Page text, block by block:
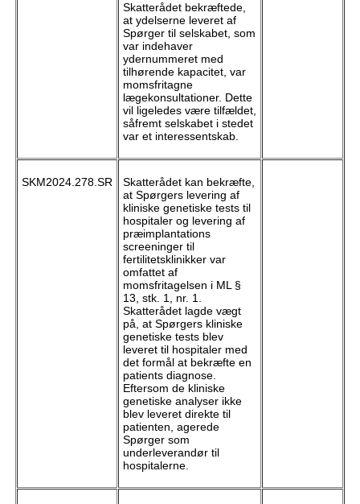
Skatterådet bekræftede,
at ydelserne leveret af
Spørger til selskabet, som
var indehaver
ydernummeret med
tilhørende kapacitet, var
momsfritagne
lægekonsultationer. Dette
vil ligeledes være tilfældet,
såfremt selskabet i stedet
var et interessentskab.
SKM2024.278.SR
Skatterådet kan bekræfte,
at Spørgers levering af
kliniske genetiske tests til
hospitaler og levering af
præimplantations
screeninger til
fertilitetsklinikker var
omfattet af
momsfritagelsen i ML §
13, stk. 1, nr. 1.
Skatterådet lagde vægt
på, at Spørgers kliniske
genetiske tests blev
leveret til hospitaler med
det formål at bekræfte en
patients diagnose.
Eftersom de kliniske
genetiske analyser ikke
blev leveret direkte til
patienten, agerede
Spørger som
underleverandør til
hospitalerne.